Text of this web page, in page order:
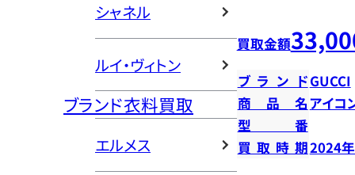
シャネル
ルイ・ヴィトン
ブランド衣料買取
エルメス
買取金額
ブランドGUCCI
商品名アイコ
型番
買取時期2024